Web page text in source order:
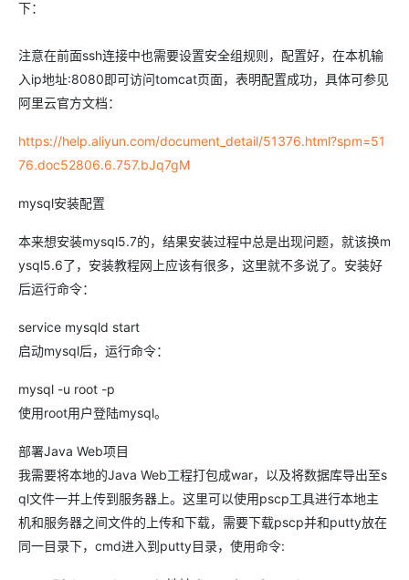
下：
注意在前面ssh连接中也需要设置安全组规则，配置好，在本机输
入ip地址:8080即可访问tomcat页面，表明配置成功，具体可参见
阿里云官方文档：
https://help.aliyun.com/document_detail/51376.html?spm=51
76.doc52806.6.757.bJq7gM
mysql安装配置
本来想安装mysql5.7的，结果安装过程中总是出现问题，就该换m
ysql5.6了，安装教程网上应该有很多，这里就不多说了。安装好
后运行命令：
service mysqld start
启动mysql后，运行命令：
mysql -u root -p
使用root用户登陆mysql。
部署Java Web项目
我需要将本地的Java Web工程打包成war，以及将数据库导出至s
ql文件一并上传到服务器上。这里可以使用pscp工具进行本地主
机和服务器之间文件的上传和下载，需要下载pscp并和putty放在
同一目录下，cmd进入到putty目录，使用命令: